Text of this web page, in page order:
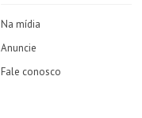
Na mídia
Anuncie
Fale conosco